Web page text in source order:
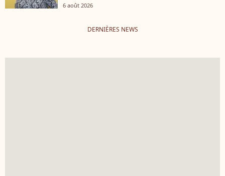
6 août 2026
DERNIÈRES NEWS